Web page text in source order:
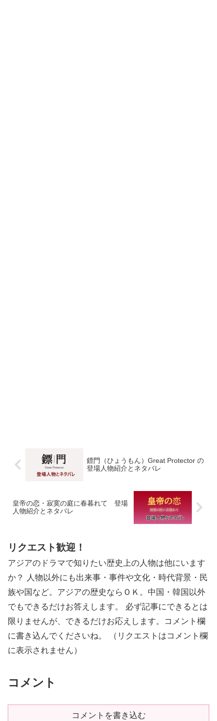
鏢門（ひょうもん）Great Protector の
登場人物紹介とネタバレ
皇帝の恋・寂寞の庭に春暮れて 登場
人物紹介とネタバレ
リクエスト歓迎！
アジアのドラマで知りたい歴史上の人物は他にいます
か？ 人物以外にも出来事・事件や文化・時代背景・民
族や国など。アジアの歴史ならＯＫ。中国・韓国以外
でもできるだけお答えします。 必ず記事にできるとは
限りませんが、できるだけお応えします。コメント欄
に書き込んでくださいね。 （リクエストはコメント欄
に表示されません）
コメント
コメントを書き込む